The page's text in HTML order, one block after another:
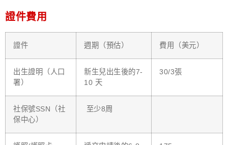
證件費用
證件 週期（預估） 費用（美元）
出生證明（人口
署）
新生兒出生後的7-
10 天
30/3張
社保號SSN（社
保中心）
至少8周